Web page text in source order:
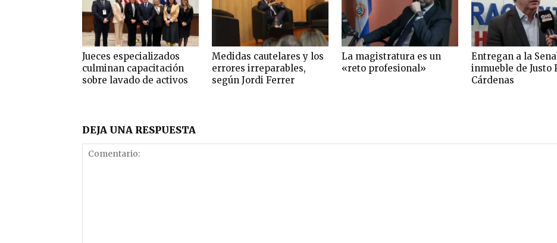
Jueces especializados
culminan capacitación
sobre lavado de activos
Medidas cautelares y los
errores irreparables,
según Jordi Ferrer
La magistratura es un
«reto profesional»
Entregan a la
inmueble de Justo
Cárdenas
DEJA UNA RESPUESTA